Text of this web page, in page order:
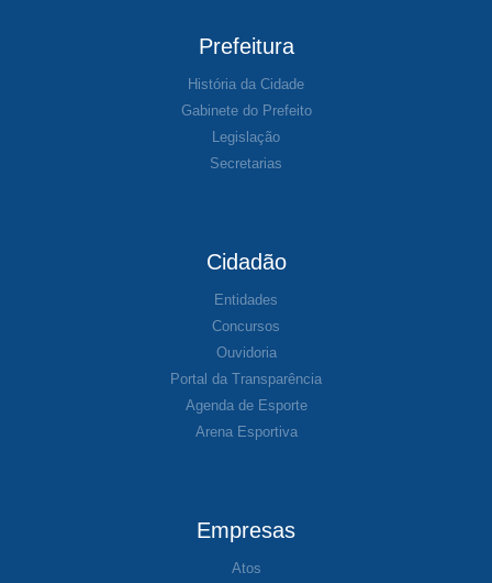
Prefeitura
História da Cidade
Gabinete do Prefeito
Legislação
Secretarias
Cidadão
Entidades
Concursos
Ouvidoria
Portal da Transparência
Agenda de Esporte
Arena Esportiva
Empresas
Atos